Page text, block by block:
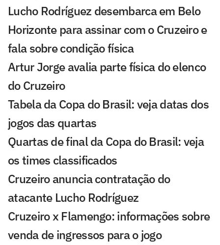
Lucho Rodríguez desembarca em Belo
Horizonte para assinar com o Cruzeiro e
fala sobre condição física
Artur Jorge avalia parte física do elenco
do Cruzeiro
Tabela da Copa do Brasil: veja datas dos
jogos das quartas
Quartas de final da Copa do Brasil: veja
os times classificados
Cruzeiro anuncia contratação do
atacante Lucho Rodríguez
Cruzeiro x Flamengo: informações sobre
venda de ingressos para o jogo